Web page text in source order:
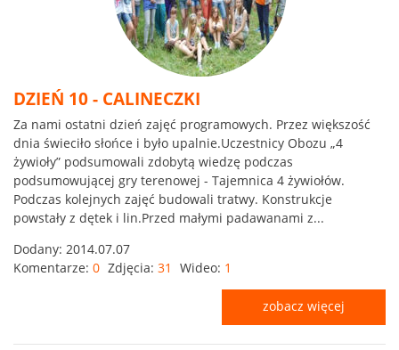
DZIEŃ 10 - CALINECZKI
Za nami ostatni dzień zajęć programowych. Przez większość
dnia świeciło słońce i było upalnie.Uczestnicy Obozu „4
żywioły” podsumowali zdobytą wiedzę podczas
podsumowującej gry terenowej - Tajemnica 4 żywiołów.
Podczas kolejnych zajęć budowali tratwy. Konstrukcje
powstały z dętek i lin.Przed małymi padawanami z...
Dodany: 2014.07.07
Komentarze: 0 Zdjęcia: 31 Wideo: 1
zobacz więcej